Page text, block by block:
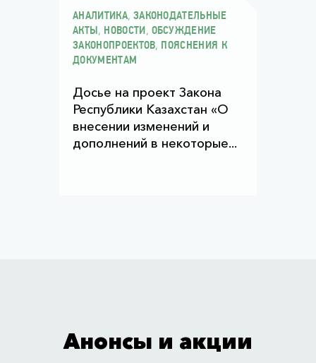
АНАЛИТИКА, ЗАКОНОДАТЕЛЬНЫЕ
АКТЫ , НОВОСТИ , ОБСУЖДЕНИЕ
ЗАКОНОПРОЕКТОВ, ПОЯСНЕНИЯ К
ДОКУМЕНТАМ
Досье на проект Закона
Республики Казахстан «О
внесении изменений и
дополнений в некоторые...
Анонсы и акции